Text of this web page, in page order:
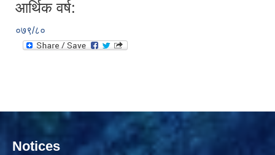
आर्थिक वर्ष:
०७९/८०
Notices